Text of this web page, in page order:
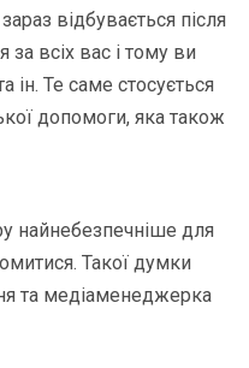
відбувається після
за всіх вас і тому ви
ін. Те саме стосується
допомоги, яка також
найнебезпечніше для
Такої думки
та медіаменеджерка